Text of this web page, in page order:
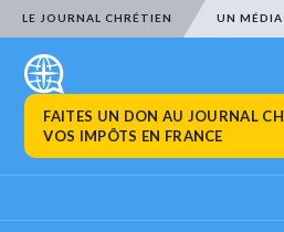
LE JOURNAL CHRÉTIEN UN MÉDIA
FAITES UN DON AU JOURNAL
VOS IMPÔTS EN FRANCE